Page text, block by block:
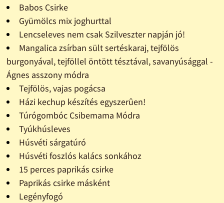
Babos Csirke
Gyümölcs mix joghurttal
Lencseleves nem csak Szilveszter napján jó!
Mangalica zsírban sült sertéskaraj, tejfölös
burgonyával, tejföllel öntött tésztával, savanyúsággal -
Ágnes asszony módra
Tejfölös, vajas pogácsa
Házi kechup készítés egyszerûen!
Túrógombóc Csibemama Módra
Tyúkhúsleves
Húsvéti sárgatúró
Húsvéti foszlós kalács sonkához
15 perces paprikás csirke
Paprikás csirke másként
Legényfogó